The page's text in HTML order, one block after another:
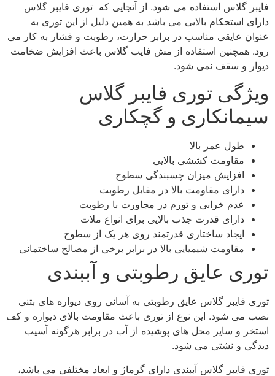
فایبر گلاس استفاده می شود. از آنجایی که توری فایبر گلاس
دارای استحکام بالایی می باشد به همین دلیل از این توری به
عنوان عایقی مناسب در برابر حرارت، رطوبت و فشار به کار می
رود. همچنین استفاده از مش فایب گلاس باعث افزایش ضخامت
دیوار و سقف نمی شود.
ویژگی توری فایبر گلاس
سیمانکاری و گچکاری
طول عمر بالا
مقاومت کششی بالایی
افزایش میزان چسبندگی سطوح
دارای مقاومت بالا در مقابل رطوبت
عدم خرابی و تورم در مجاورت با رطوبت
دارای قدرت جذب بالایی برای انواع ملات
ایجاد ساختاری قدرتمند روی هر یک از سطوح
مقاومت شیمیایی بالا در برابر برخی از مصالح ساختمانی
توری عایق رطوبتی و آببندی
توری فایبر گلاس عایق رطوبتی به آسانی روی دیواره های بتنی
نصب می شود. این نوع از توری باعث مقاومت بالای دیواره و کف
استخر و سایر محل های پوشیده از آب در برابر هرگونه آسیب
دیدگی و نشتی می شود.
توری فایبر گلاس آببندی دارای گرماژ و ابعاد مختلفی می باشد،